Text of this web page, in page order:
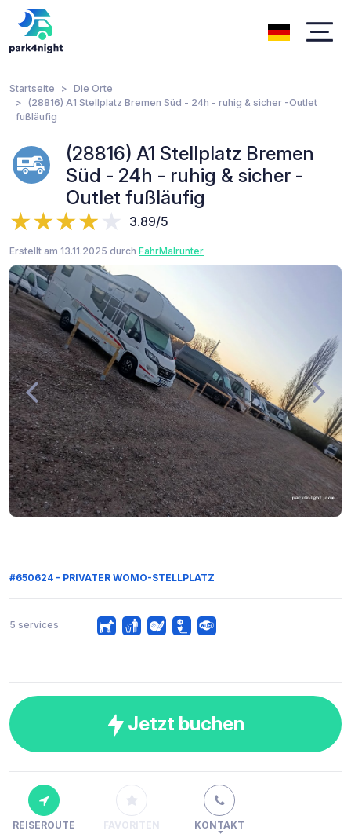
Startseite
Die Orte
(28816) A1 Stellplatz Bremen Süd - 24h - ruhig & sicher -Outlet
fußläufig
(28816) A1 Stellplatz Bremen
Süd - 24h - ruhig & sicher -
Outlet fußläufig
3.89/5
Erstellt am 13.11.2025 durch FahrMalrunter
#650624 - PRIVATER WOMO-STELLPLATZ
5 services
Jetzt buchen
REISEROUTE FAVORITEN KONTAKT